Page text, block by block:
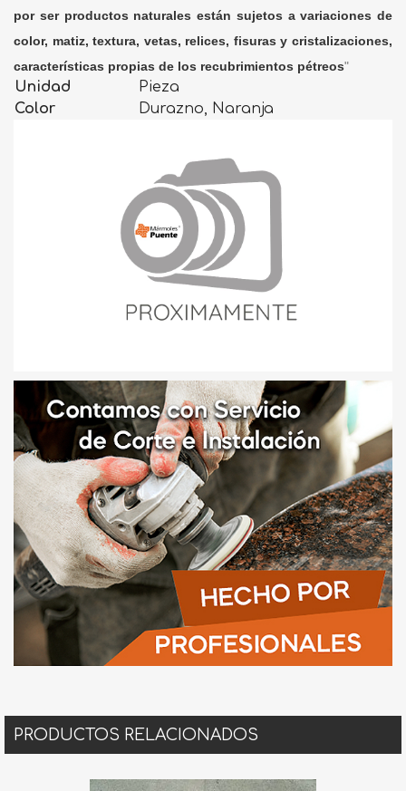
por ser productos naturales están sujetos a variaciones de
color, matiz, textura, vetas, relices, fisuras y cristalizaciones,
características propias de los recubrimientos pétreos"
Unidad
Pieza
Color
Durazno, Naranja
PRODUCTOS RELACIONADOS